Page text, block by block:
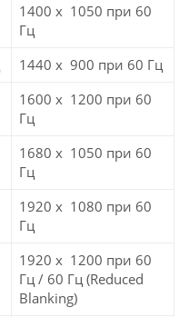
1400 x 1050 при 60
Гц
1440 x 900 при 60 Гц
1600 x 1200 при 60
Гц
1680 x 1050 при 60
Гц
1920 x 1080 при 60
Гц
1920 x 1200 при 60
Гц / 60 Гц (Reduced
Blanking)